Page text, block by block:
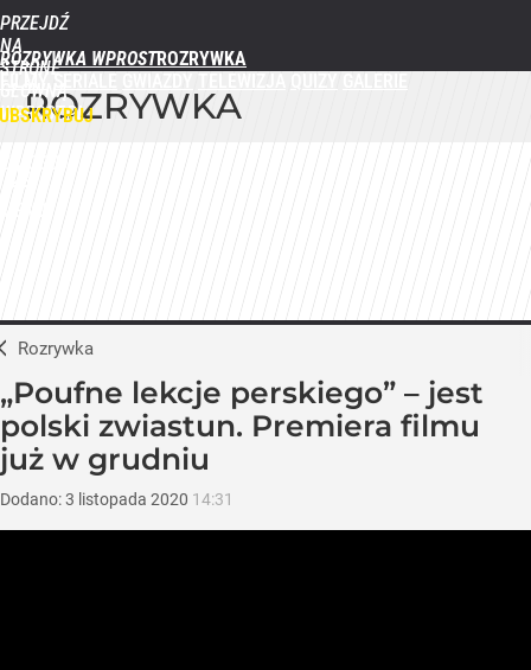
PRZEJDŹ
NA
STRONĘ
GŁÓWNĄ
WPROST.PL
ROZRYWKA WPROST
ROZRYWKA
Rozrywka
„Poufne lekcje perskiego” – jest
polski zwiastun. Premiera filmu
już w grudniu
Dodano:3 listopada 2020 14:31